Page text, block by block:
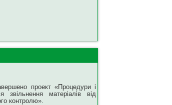
проект «Процедури і
звільнення матеріалів від
контролю».